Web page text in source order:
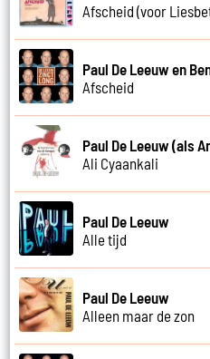
Afscheid (voor
Paul De Leeuw en
Afscheid
Paul De Leeuw (als
Ali Cyaankali
Paul De Leeuw
Alle tijd
Paul De Leeuw
Alleen maar de zon